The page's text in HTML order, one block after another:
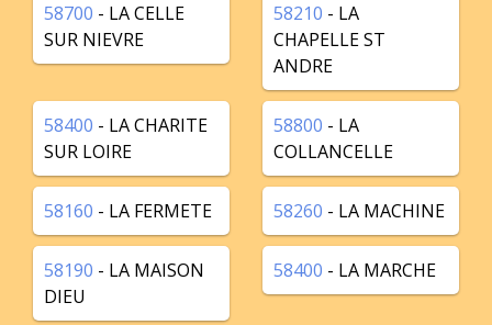
58700 - LA CELLE
SUR NIEVRE
58210 - LA
CHAPELLE ST
ANDRE
58400 - LA CHARITE
SUR LOIRE
58800 - LA
COLLANCELLE
58160 - LA FERMETE 58260 - LA MACHINE
58190 - LA MAISON
DIEU
58400 - LA MARCHE